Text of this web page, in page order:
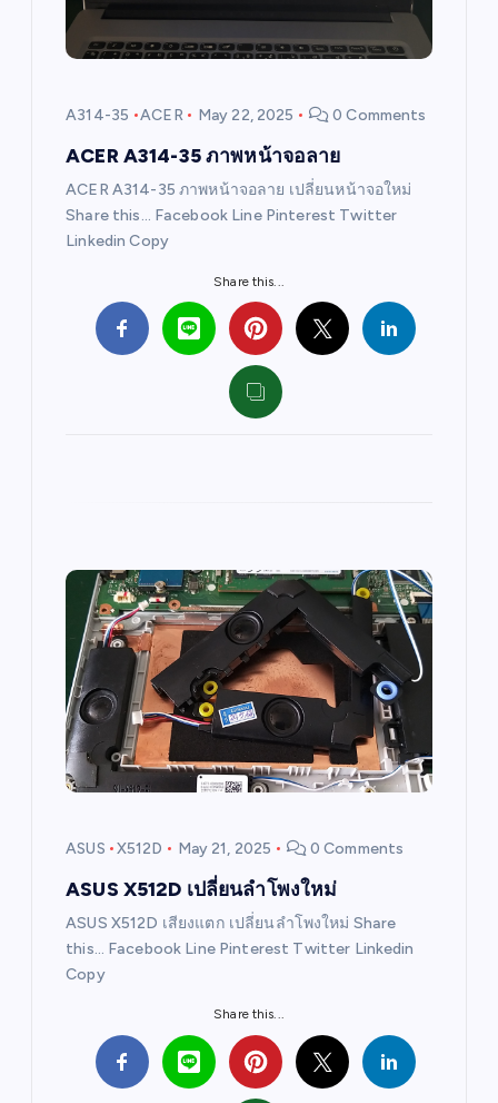
A314-35 ACER May 22, 2025 0 Comments
ACER A314-35 ภาพหน้าจอลาย
ACER A314-35 ภาพหน้าจอลาย เปลี่ยนหน้าจอใหม่
Share this… Facebook Line Pinterest Twitter
Linkedin Copy
Share this...
ASUS X512D May 21, 2025 0 Comments
ASUS X512D เปลี่ยนลำโพงใหม่
ASUS X512D เสียงแตก เปลี่ยนลำโพงใหม่ Share
this… Facebook Line Pinterest Twitter Linkedin
Copy
Share this...